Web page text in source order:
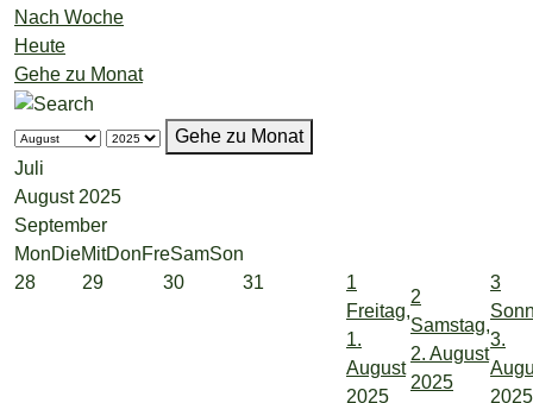
Nach Woche
Heute
Gehe zu Monat
Gehe zu Monat
Juli
August 2025
September
MonDieMitDonFreSamSon
28
29 30 31
1
Freitag,
1.
August
2025
2
Samstag,
2. August
2025
3
3.
2025